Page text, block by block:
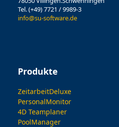
Tel. (+49) 7721 / 9989-3
info@su-software.de
Produkte
ZeitarbeitDeluxe
PersonalMonitor
4D Teamplaner
PoolManager